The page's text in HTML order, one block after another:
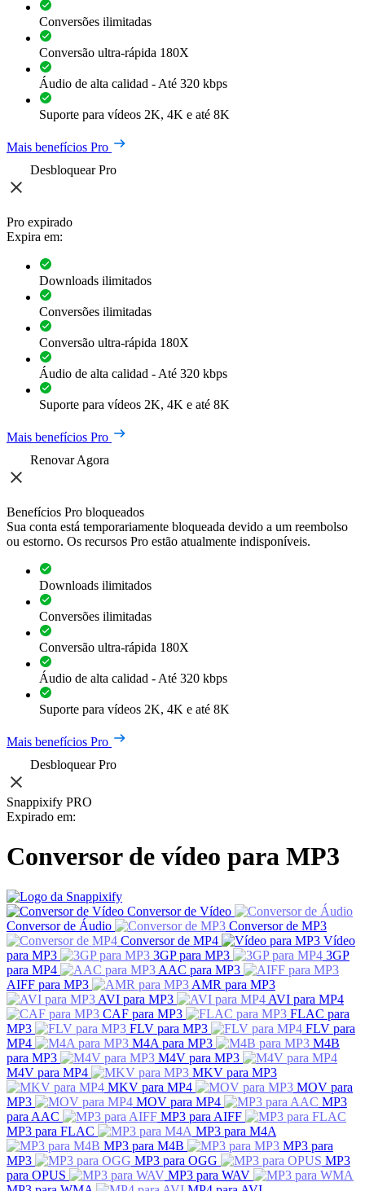
Conversões ilimitadas
Conversão ultra-rápida 180X
Áudio de alta calidad - Até 320 kbps
Suporte para vídeos 2K, 4K e até 8K
Mais benefícios Pro
Desbloquear Pro
Pro expirado
Expira em:
Downloads ilimitados
Conversões ilimitadas
Conversão ultra-rápida 180X
Áudio de alta calidad - Até 320 kbps
Suporte para vídeos 2K, 4K e até 8K
Mais benefícios Pro
Renovar Agora
Benefícios Pro bloqueados
Sua conta está temporariamente bloqueada devido a um reembolso
ou estorno. Os recursos Pro estão atualmente indisponíveis.
Downloads ilimitados
Conversões ilimitadas
Conversão ultra-rápida 180X
Áudio de alta calidad - Até 320 kbps
Suporte para vídeos 2K, 4K e até 8K
Mais benefícios Pro
Desbloquear Pro
Snappixify PRO
Expirado em:
Conversor de vídeo para MP3
Conversor de Vídeo
Conversor de Áudio
Conversor de MP3
Conversor de MP4
Vídeo
para MP3
3GP para MP3
3GP
para MP4
AAC para MP3
AIFF para MP3
AMR para MP3
AVI para MP3
AVI para MP4
CAF para MP3
FLAC para
MP3
FLV para MP3
FLV para
MP4
M4A para MP3
M4B
para MP3
M4V para MP3
M4V para MP4
MKV para MP3
MKV para MP4
MOV para
MP3
MOV para MP4
MP3
para AAC
MP3 para AIFF
MP3 para FLAC
MP3 para M4A
MP3 para M4B
MP3 para
MP3
MP3 para OGG
MP3
para OPUS
MP3 para WAV